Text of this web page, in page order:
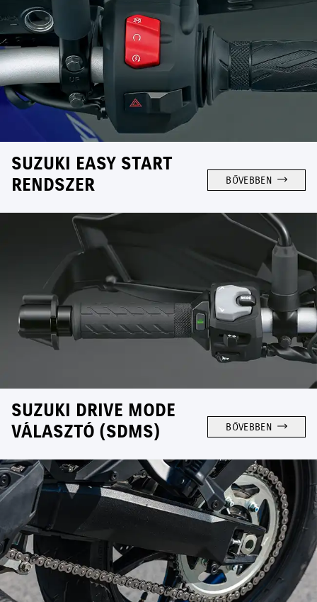
SUZUKI EASY START
RENDSZER
BŐVEBBEN
SUZUKI DRIVE MODE
VÁLASZTÓ (SDMS)
BŐVEBBEN